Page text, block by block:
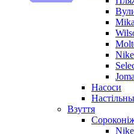
Nike
Joma
Насоси
Взуття
Nike